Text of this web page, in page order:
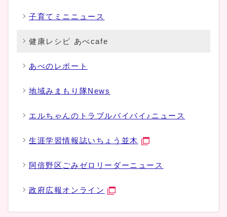
子育てミニニュース
健康レシピ あべcafe
あべのレポート
地域みまもり隊News
エルちゃんのトラブルバイバイ♪ニュース
生涯学習情報誌いちょう並木
阿倍野区ごみゼロリーダーニュース
政府広報オンライン